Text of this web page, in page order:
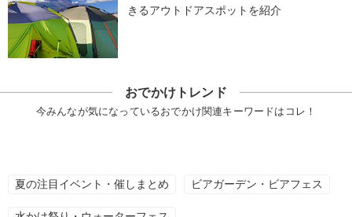
きるアウトドアスポットを紹介
おでかけトレンド
今みんなが気になっているおでかけ関連キーワードはコレ！
夏の注目イベント・催しまとめ ビアガーデン・ビアフェス